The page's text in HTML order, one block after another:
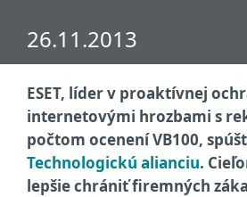
26.11.2013
ESET, líder v proaktívnej
internetovými hrozbami s
počtom ocenení VB100,
Technologickú alianciu.
lepšie chrániť firemných